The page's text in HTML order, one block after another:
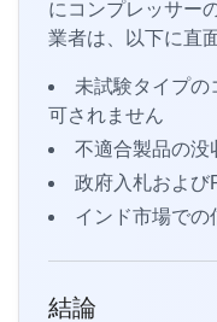
にコンプレッサー
業者は、以下に直
未試験タイプの
可されません
不適合製品の没
政府入札および
インド市場での
結論